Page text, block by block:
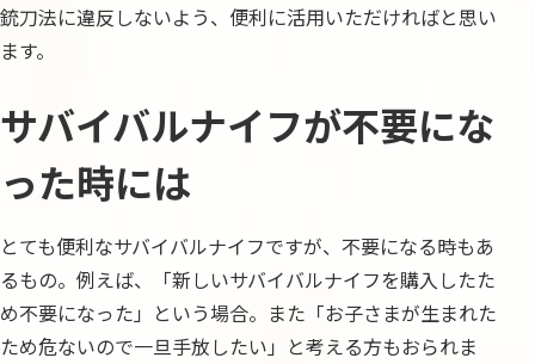
銃刀法に違反しないよう、便利に活用いただければと思い
ます。
サバイバルナイフが不要にな
った時には
とても便利なサバイバルナイフですが、不要になる時もあ
るもの。例えば、「新しいサバイバルナイフを購入したた
め不要になった」という場合。また「お子さまが生まれた
ため危ないので一旦手放したい」と考える方もおられま